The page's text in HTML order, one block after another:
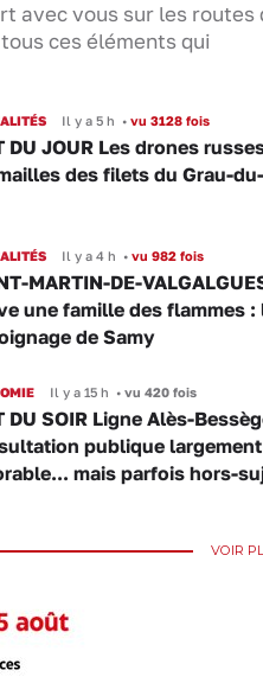
avec vous sur les routes
ces éléments qui
Il y a 5 h •vu 3128 fois
DU JOUR Les drones
des filets du Grau-
Il y a 4 h •vu 982 fois
MARTIN-DE-
une famille des flammes :
de Samy
Il y a 15 h •vu 420 fois
DU SOIR Ligne Alès-
publique largement
mais parfois hors-
VOIR